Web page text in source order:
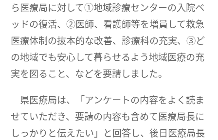
ら医療局に対して①地域診療センターの入院ベ
ッドの復活、②医師、看護師等を増員して救急
医療体制の抜本的な改善、診療科の充実、③ど
の地域でも安心して暮らせるよう地域医療の充
実を図ること、などを要請しました。
県医療局は、「アンケートの内容をよく読ま
せていただき、要請の内容も含めて医療局長に
しっかりと伝えたい」と回答し、後日医療局長